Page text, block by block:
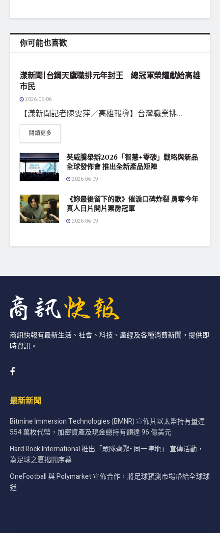
你可能也喜歡
漾新聞|台鋼天鷹職排元年封王 總冠軍榮耀獻給高雄
市民
2026-06-06
【漾新聞記者陳雯萍／高雄報導】台灣職業排...
閱讀更多
英威騰舉辦2026「智慧+零碳」戰略與新品
全球發佈會 推出全新產品矩陣
2026-06-09
《妳最後留下的歌》催淚口碑炸裂 勇奪今年
真人日片開片票房冠軍
2026-06-09
商訊快報有最新生活、社會、科技、產經及各種消費新聞，提供即
時資訊。
最新新聞
Bitmine Immersion Technologies (BMNR) 宣佈其以太幣持有量達
554 萬枚代幣，加密資產及現金總持有額達 96 億美元
Hard Rock International 推出「眾隊齊聚• 同一陣地」 宣傳活動，
為足球之夏揭開序幕
OneFootball 與 Polymarket 宣佈合作，將足球預測市場帶給全球球
迷